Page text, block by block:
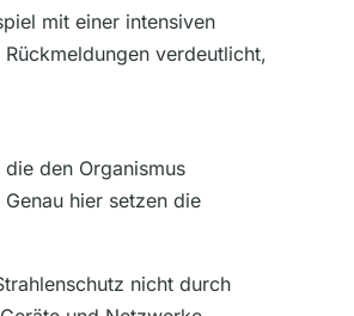
mit einer intensiven
verdeutlicht,
den Organismus
hier setzen die
nicht durch